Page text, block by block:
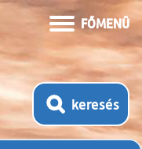
FŐMENÜ
keresés